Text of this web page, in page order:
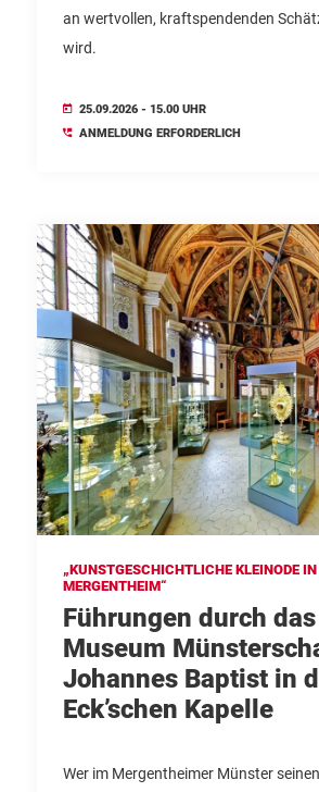
an wertvollen, kraftspendenden
wird.
25.09.2026 - 15.00 UHR
ANMELDUNG ERFORDERLICH
„KUNSTGESCHICHTLICHE KLEINODE
MERGENTHEIM“
Führungen durch das
Museum
Johannes Baptist in
Eck’schen Kapelle
Wer im Mergentheimer Münster